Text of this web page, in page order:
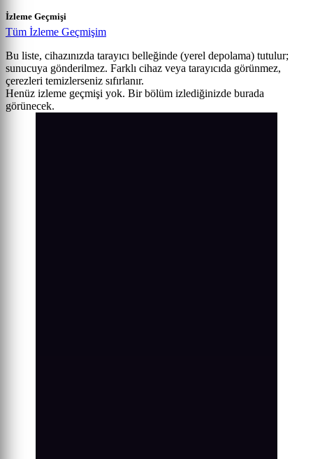
İzleme Geçmişi
Tüm İzleme Geçmişim
Bu liste, cihazınızda tarayıcı belleğinde (yerel depolama) tutulur;
sunucuya gönderilmez. Farklı cihaz veya tarayıcıda görünmez,
çerezleri temizlerseniz sıfırlanır.
Henüz izleme geçmişi yok. Bir bölüm izlediğinizde burada
görünecek.